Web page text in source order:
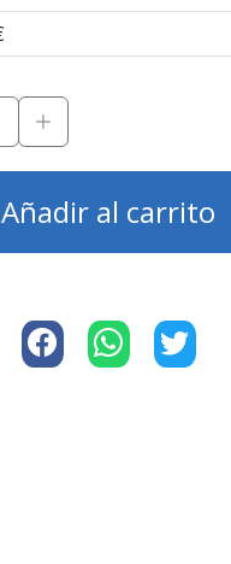
Añadir al carrito